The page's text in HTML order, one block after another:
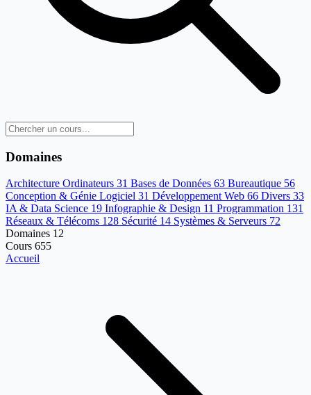
Domaines
Architecture Ordinateurs 31 Bases de Données 63 Bureautique 56
Conception & Génie Logiciel 31 Développement Web 66 Divers 33
IA & Data Science 19 Infographie & Design 11 Programmation 131
Réseaux & Télécoms 128 Sécurité 14 Systèmes & Serveurs 72
Domaines 12
Cours 655
Accueil